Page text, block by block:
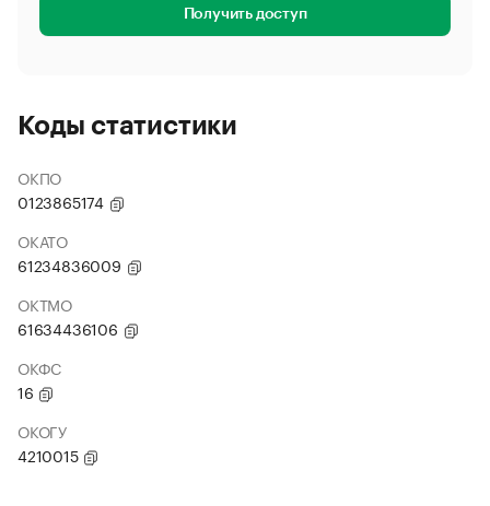
Получить доступ
Коды статистики
ОКПО
0123865174
ОКАТО
61234836009
ОКТМО
61634436106
ОКФС
16
ОКОГУ
4210015